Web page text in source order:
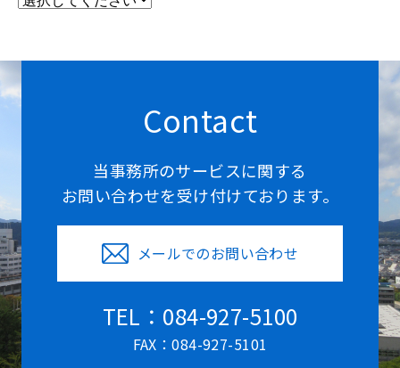
Contact
当事務所のサービスに関する
お問い合わせを受け付けております。
メールでのお問い合わせ
TEL：084-927-5100
FAX：084-927-5101